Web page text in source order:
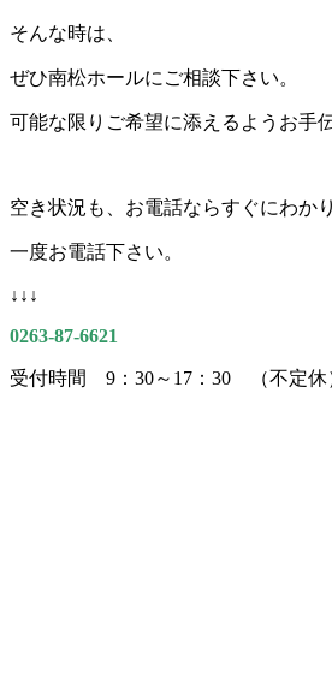
そんな時は、
ぜひ南松ホールにご相談下さい。
可能な限りご希望に添えるようお手
空き状況も、お電話ならすぐにわか
一度お電話下さい。
↓↓↓
0263-87-6621
受付時間 9：30～17：30 （不定休